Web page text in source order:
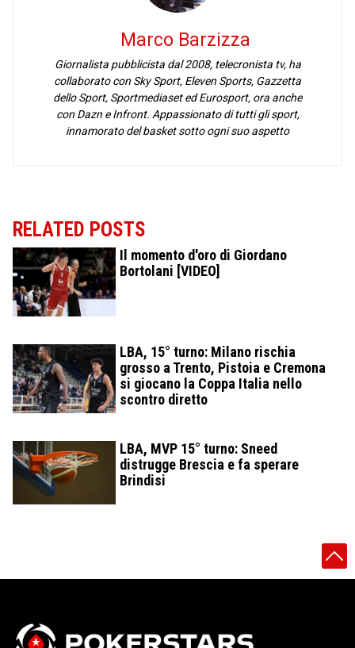
Marco Barzizza
Giornalista pubblicista dal 2008, telecronista tv, ha
collaborato con Sky Sport, Eleven Sports, Gazzetta
dello Sport, Sportmediaset ed Eurosport, ora anche
con Dazn e Infront. Appassionato di tutti gli sport,
innamorato del basket sotto ogni suo aspetto
RELATED POSTS
Il momento d'oro di Giordano
Bortolani [VIDEO]
LBA, 15° turno: Milano rischia
grosso a Trento, Pistoia e Cremona
si giocano la Coppa Italia nello
scontro diretto
LBA, MVP 15° turno: Sneed
distrugge Brescia e fa sperare
Brindisi